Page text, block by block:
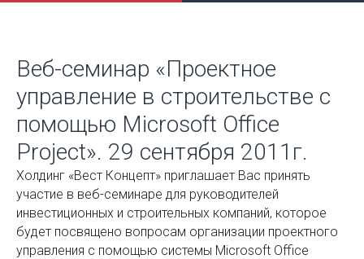
Веб-семинар «Проектное
управление в строительстве с
помощью Microsoft Office
Project». 29 сентября 2011г.
Холдинг «Вест Концепт» приглашает Вас принять
участие в веб-семинаре для руководителей
инвестиционных и строительных компаний, которое
будет посвящено вопросам организации проектного
управления с помощью системы Microsoft Office